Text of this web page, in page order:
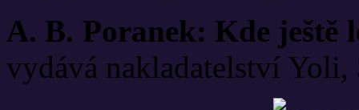
A. B. Poranek: Kde ještě
vydává nakladatelství Yoli,